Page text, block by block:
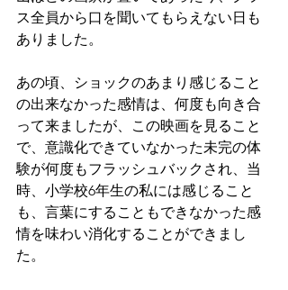
ス全員から口を聞いてもらえない日も
ありました。
あの頃、ショックのあまり感じること
の出来なかった感情は、何度も向き合
って来ましたが、この映画を見ること
で、意識化できていなかった未完の体
験が何度もフラッシュバックされ、当
時、小学校6年生の私には感じること
も、言葉にすることもできなかった感
情を味わい消化することができまし
た。